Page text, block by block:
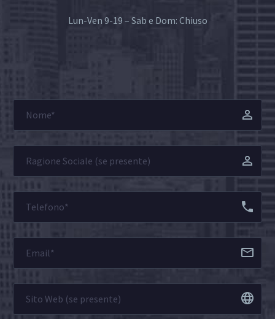
Lun-Ven 9-19 – Sab e Dom: Chiuso